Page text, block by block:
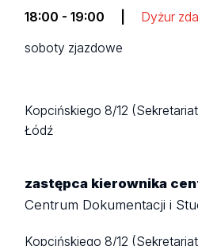
18:00 - 19:00 Dyżur
soboty zjazdowe
Kopcińskiego 8/12
Łódź
zastępca kierownika
Centrum Dokumentacji i
Kopcińskiego 8/12